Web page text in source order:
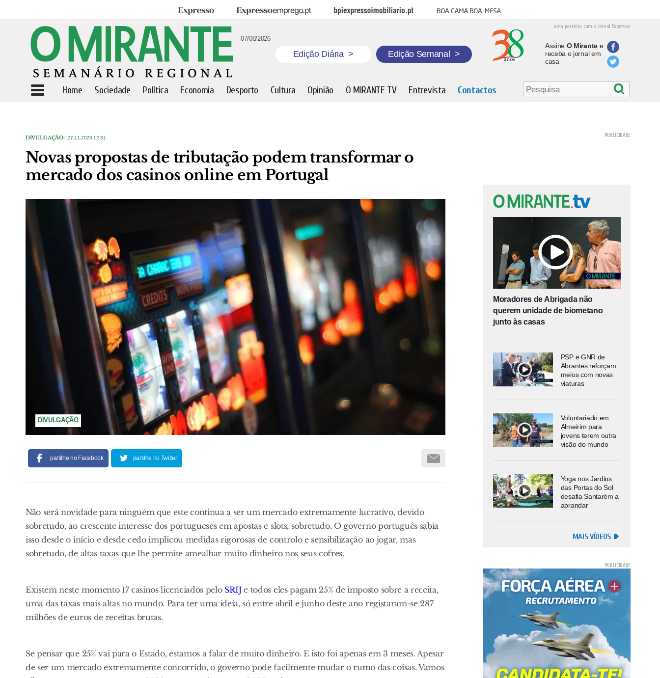
Expresso Expresso Emprego BPI Expresso Imobiliário Boa cama boa mesa
uma parceria com o Jornal Expresso
07/08/2026
Edição Diária > Edição Semanal >
Assine O Mirantee
receba o jornal em
casa
Home Sociedade Política Economia Desporto Cultura Opinião O MIRANTE TV Entrevista Contactos
DIVULGAÇÃO| 27-11-2025 12:31
Novas propostas de tributação podem transformar o
mercado dos casinos online em Portugal
DIVULGAÇÃO
partilhe no Facebook partilhe no Twitter
Não será novidade para ninguém que este continua a ser um mercado extremamente lucrativo, devido
sobretudo, ao crescente interesse dos portugueses em apostas e slots, sobretudo. O governo português sabia
isso desde o início e desde cedo implicou medidas rigorosas de controlo e sensibilização ao jogar, mas
sobretudo, de altas taxas que lhe permite amealhar muito dinheiro nos seus cofres.
Existem neste momento 17 casinos licenciados pelo SRIJe todos eles pagam 25% de imposto sobre a receita,
uma das taxas mais altas no mundo. Para ter uma ideia, só entre abril e junho deste ano registaram-se 287
milhões de euros de receitas brutas.
Se pensar que 25% vai para o Estado, estamos a falar de muito dinheiro. E isto foi apenas em 3 meses. Apesar
de ser um mercado extremamente concorrido, o governo pode facilmente mudar o rumo das coisas. Vamos
Moradores de Abrigada não
querem unidade de biometano
junto às casas
PSP e GNR de
Abrantes reforçam
meios com novas
viaturas
Voluntariado em
Almeirim para
jovens terem outra
visão do mundo
Yoga nos Jardins
das Portas do Sol
desafia Santarém a
abrandar
MAIS VÍDEOS